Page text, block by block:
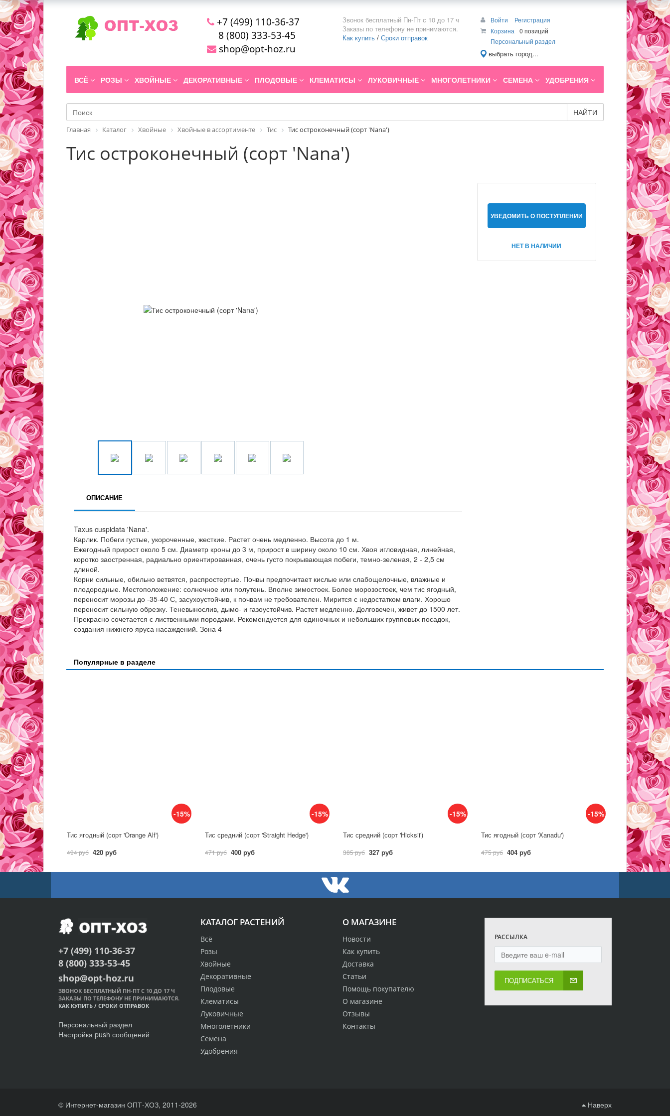
+7 (499) 110-36-37
8 (800) 333-53-45
shop@opt-hoz.ru
Звонок бесплатный Пн-Пт с 10 до 17 ч
Заказы по телефону не принимаются.
Как купить / Сроки отправок
Войти
Регистрация
Корзина
0 позиций
Персональный раздел
выбрать город...
ВСЁ РОЗЫ ХВОЙНЫЕ ДЕКОРАТИВНЫЕ ПЛОДОВЫЕ КЛЕМАТИСЫ ЛУКОВИЧНЫЕ МНОГОЛЕТНИКИ СЕМЕНА УДОБРЕНИЯ
НАЙТИ
Главная Каталог Хвойные Хвойные в ассортименте Тис Тис остроконечный (сорт 'Nana')
Тис остроконечный (сорт 'Nana')
УВЕДОМИТЬ О ПОСТУПЛЕНИИ
НЕТ В НАЛИЧИИ
ОПИСАНИЕ
Taxus cuspidata 'Nana'.
Карлик. Побеги густые, укороченные, жесткие. Растет очень медленно. Высота до 1 м.
Ежегодный прирост около 5 см. Диаметр кроны до 3 м, прирост в ширину около 10 см. Хвоя игловидная, линейная,
коротко заостренная, радиально ориентированная, очень густо покрывающая побеги, темно-зеленая, 2 - 2,5 см
длиной.
Корни сильные, обильно ветвятся, распростертые. Почвы предпочитает кислые или слабощелочные, влажные и
плодородные. Местоположение: солнечное или полутень. Вполне зимостоек. Более морозостоек, чем тис ягодный,
переносит морозы до -35-40 С, засухоустойчив, к почвам не требователен. Мирится с недостатком влаги. Хорошо
переносит сильную обрезку. Теневынослив, дымо- и газоустойчив. Растет медленно. Долговечен, живет до 1500 лет.
Прекрасно сочетается с лиственными породами. Рекомендуется для одиночных и небольших групповых посадок,
создания нижнего яруса насаждений. Зона 4
Популярные в разделе
-15%
Тис ягодный (сорт 'Orange Alf')
494 руб 420 руб
-15%
Тис средний (сорт 'Straight Hedge')
471 руб 400 руб
-15%
Тис средний (сорт 'Hicksii')
385 руб 327 руб
-15%
Тис ягодный (сорт 'Xanadu')
475 руб 404 руб
О МАГАЗИНЕ
Новости
Как купить
Доставка
Статьи
Помощь покупателю
О магазине
Отзывы
Контакты
КАТАЛОГ РАСТЕНИЙ
Всё
Розы
Хвойные
Декоративные
Плодовые
Клематисы
Луковичные
Многолетники
Семена
Удобрения
РАССЫЛКА
ПОДПИСАТЬСЯ
+7 (499) 110-36-37
8 (800) 333-53-45
shop@opt-hoz.ru
ЗВОНОК БЕСПЛАТНЫЙ ПН-ПТ С 10 ДО 17 Ч
ЗАКАЗЫ ПО ТЕЛЕФОНУ НЕ ПРИНИМАЮТСЯ.
КАК КУПИТЬ / СРОКИ ОТПРАВОК
Персональный раздел
Настройка push сообщений
© Интернет-магазин ОПТ-ХОЗ, 2011-2026 Наверх